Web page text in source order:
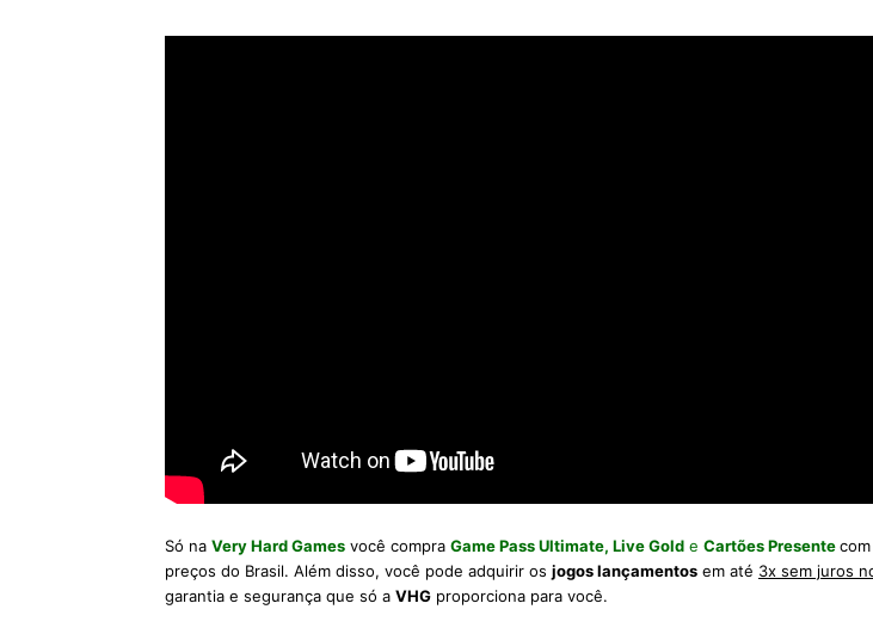
Só na Very Hard Games você compra Game Pass Ultimate, Live Gold e Cartões Presente
preços do Brasil. Além disso, você pode adquirir os jogos lançamentos em até 3x sem juros
garantia e segurança que só a VHG proporciona para você.